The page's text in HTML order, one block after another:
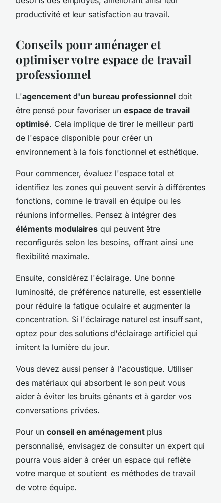
productivité et leur satisfaction au travail.
Conseils pour aménager et
optimiser votre espace de travail
professionnel
L'agencement d'un bureau professionnel doit
être pensé pour favoriser un espace de travail
optimisé. Cela implique de tirer le meilleur parti
de l'espace disponible pour créer un
environnement à la fois fonctionnel et esthétique.
Pour commencer, évaluez l'espace total et
identifiez les zones qui peuvent servir à différentes
fonctions, comme le travail en équipe ou les
réunions informelles. Pensez à intégrer des
éléments modulaires qui peuvent être
reconfigurés selon les besoins, offrant ainsi une
flexibilité maximale.
Ensuite, considérez l'éclairage. Une bonne
luminosité, de préférence naturelle, est essentielle
pour réduire la fatigue oculaire et augmenter la
concentration. Si l'éclairage naturel est insuffisant,
optez pour des solutions d'éclairage artificiel qui
imitent la lumière du jour.
Vous devez aussi penser à l'acoustique. Utiliser
des matériaux qui absorbent le son peut vous
aider à éviter les bruits gênants et à garder vos
conversations privées.
Pour un conseil en aménagement plus
personnalisé, envisagez de consulter un expert qui
pourra vous aider à créer un espace qui reflète
votre marque et soutient les méthodes de travail
de votre équipe.